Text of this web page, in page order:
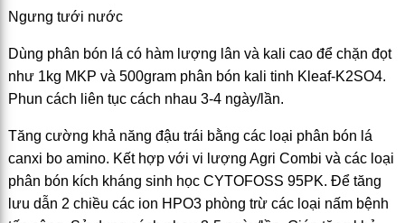
Ngưng tưới nước
Dùng phân bón lá có hàm lượng lân và kali cao để chặn đọt
như 1kg MKP và 500gram phân bón kali tinh Kleaf-K2SO4.
Phun cách liên tục cách nhau 3-4 ngày/lần.
Tăng cường khả năng đậu trái bằng các loại phân bón lá
canxi bo amino. Kết hợp với vi lượng Agri Combi và các loại
phân bón kích kháng sinh học CYTOFOSS 95PK. Để tăng
lưu dẫn 2 chiều các ion HPO3 phòng trừ các loại nấm bệnh